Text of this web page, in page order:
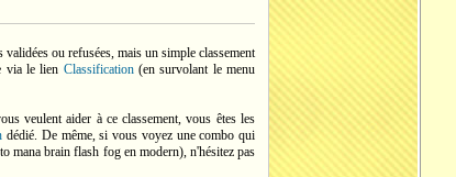
ou refusées, mais un simple classement
via le lien Classification(en survolant le menu
veulent aider à ce classement, vous êtes les
dédié. De même, si vous voyez une combo qui
mana brain flash fog en modern), n'hésitez pas